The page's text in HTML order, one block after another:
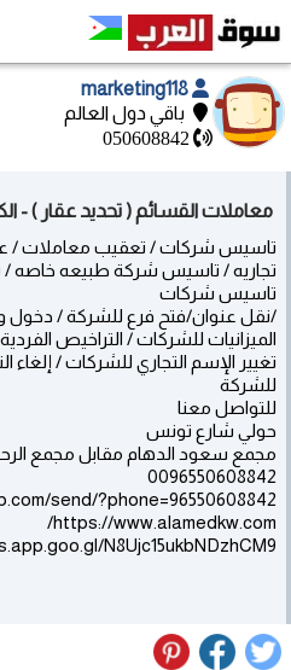
باقي دول العالم
050608842
معاملات القسائم ( تحديد عقار ) -
تاسيس شركات / تعقيب معاملات /
تجاريه / تاسيس شركة طبيعه خاصه
تاسيس شركات
/نقل عنوان/فتح فرع للشركة /
الميزانيات للشركات / التراخيص
تغيير الإسم التجاري للشركات /
للشركة
للتواصل معنا
حولي شارع تونس
مجمع سعود الدهام مقابل مجمع
0096550608842
send/?phone=96550608842
https://www.alamedkw.com/
N8Ujc15ukbNDzhCM9